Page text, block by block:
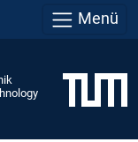
Menü